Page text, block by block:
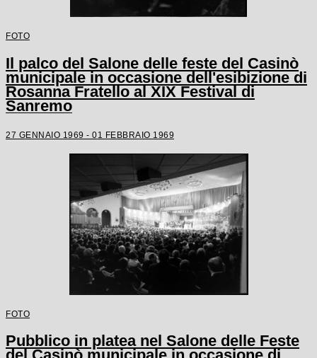
FOTO
Il palco del Salone delle feste del Casinò
municipale in occasione dell'esibizione di
Rosanna Fratello al XIX Festival di
Sanremo
27 GENNAIO 1969 - 01 FEBBRAIO 1969
FOTO
Pubblico in platea nel Salone delle Feste